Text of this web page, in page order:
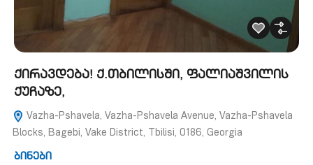
ქირავდება! ქ.თბილისში, ფალიაშვილის
ქუჩაზე,
Vazha-Pshavela, Vazha-Pshavela Avenue, Vazha-Pshavela
Blocks, Bagebi, Vake District, Tbilisi, 0186, Georgia
ბინები